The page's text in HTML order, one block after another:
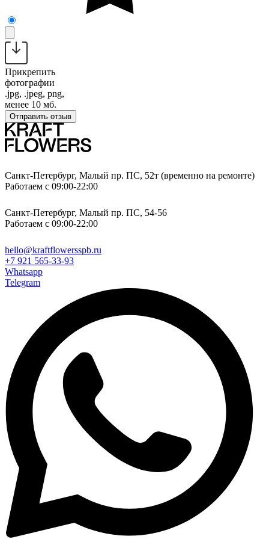
Прикрепить
фотографии
.jpg, .jpeg, png,
менее 10 мб.
Отправить отзыв
Санкт-Петербург, Малый пр. ПС, 52т (временно на ремонте)
Работаем с 09:00-22:00
Санкт-Петербург, Малый пр. ПС, 54-56
Работаем с 09:00-22:00
hello@kraftflowersspb.ru
+7 921 565-33-93
Whatsapp
Telegram